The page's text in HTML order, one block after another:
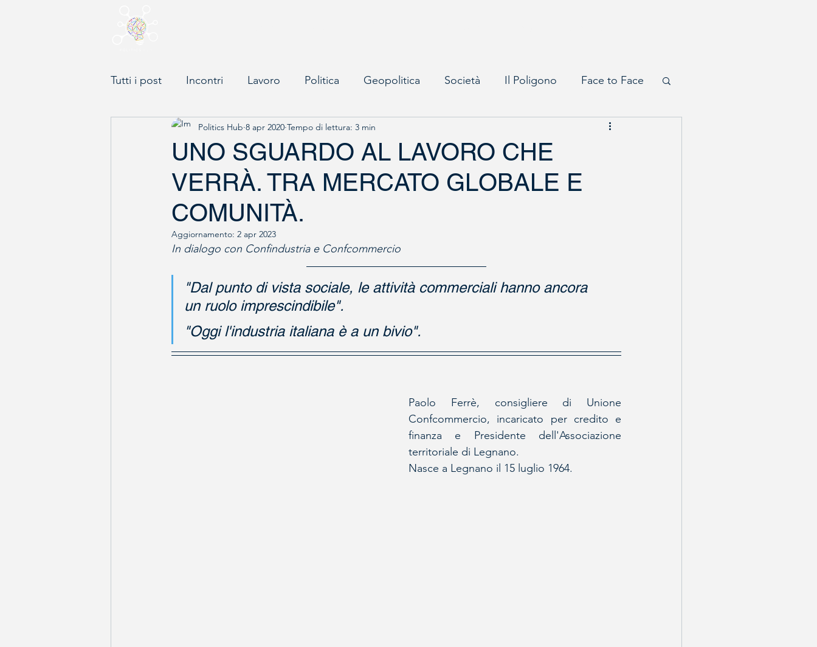
Tutti i post Incontri Lavoro Politica Geopolitica Società Il Poligono Face to Face
UNO SGUARDO AL LAVORO CHE
VERRÀ. TRA MERCATO GLOBALE E
COMUNITÀ.
Politics Hub 8 apr 2020 Tempo di lettura: 3 min
Aggiornamento: 2 apr 2023
In dialogo con Confindustria e Confcommercio
"Dal punto di vista sociale, le attività commerciali hanno ancora
un ruolo imprescindibile".
"Oggi l'industria italiana è a un bivio".
Paolo Ferrè, consigliere di Unione
Confcommercio, incaricato per credito e
finanza e Presidente dell'Associazione
territoriale di Legnano.
Nasce a Legnano il 15 luglio 1964.